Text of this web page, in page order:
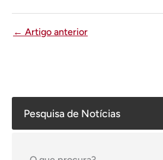
Pesquisa de Notícias
← Artigo anterior